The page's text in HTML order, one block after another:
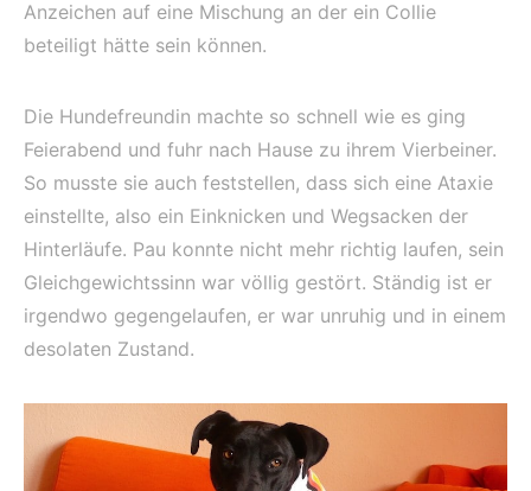
Anzeichen auf eine Mischung an der ein Collie
beteiligt hätte sein können.
Die Hundefreundin machte so schnell wie es ging
Feierabend und fuhr nach Hause zu ihrem Vierbeiner.
So musste sie auch feststellen, dass sich eine Ataxie
einstellte, also ein Einknicken und Wegsacken der
Hinterläufe. Pau konnte nicht mehr richtig laufen, sein
Gleichgewichtssinn war völlig gestört. Ständig ist er
irgendwo gegengelaufen, er war unruhig und in einem
desolaten Zustand.